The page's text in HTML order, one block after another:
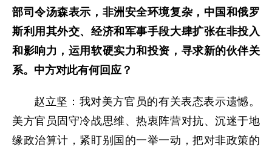
部司令汤森表示，非洲安全环境复杂，中国和俄罗
斯利用其外交、经济和军事手段大肆扩张在非投入
和影响力，运用软硬实力和投资，寻求新的伙伴关
系。中方对此有何回应？
赵立坚：我对美方官员的有关表态表示遗憾。
美方官员固守冷战思维、热衷阵营对抗、沉迷于地
缘政治算计，紧盯别国的一举一动，把对非政策的